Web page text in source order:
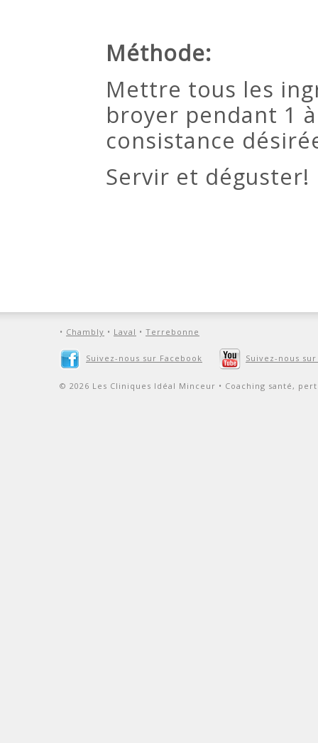
Méthode:
Mettre tous les
broyer pendant 1
consistance
Servir et déguster!
• Chambly • Laval • Terrebonne
Suivez-nous sur Facebook Suivez-nous
© 2026 Les Cliniques Idéal Minceur • Coaching santé,